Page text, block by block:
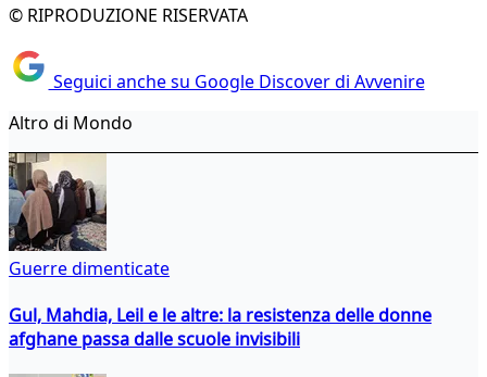
© RIPRODUZIONE RISERVATA
Seguici anche su Google Discover di Avvenire
Altro di Mondo
Guerre dimenticate
Gul, Mahdia, Leil e le altre: la resistenza delle donne
afghane passa dalle scuole invisibili